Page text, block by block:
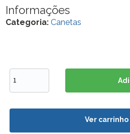
Informações
Categoria: Canetas
Ver carrinho